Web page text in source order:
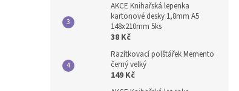
AKCE Knihařská lepenka
kartonové desky 1,8mm A5
148x210mm 5ks
38 Kč
Razítkovací polštářek Memento
černý velký
149 Kč